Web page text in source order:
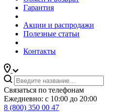
Гарантия
Акции и распродажи
Полезные статьи
Контакты
Связаться по телефонам
Ежедневно: с 10:00 до 20:00
8 (800) 350 00 47